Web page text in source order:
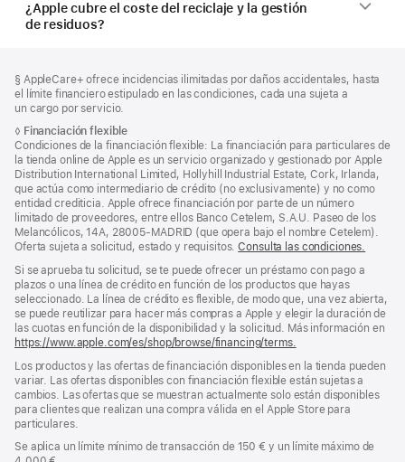
¿Apple cubre el coste del reciclaje y la gestión
de residuos?
a
pie
de
página
al
pie
Nota
a
pie
página
§ AppleCare+ ofrece incidencias ilimitadas por daños accidentales, hasta
el límite financiero estipulado en las condiciones, cada una sujeta a
un cargo por servicio.
Nota
a
pie
de
página
◊ Financiación flexible
Condiciones de la financiación flexible: La financiación para particulares de
la tienda online de Apple es un servicio organizado y gestionado por Apple
Distribution International Limited, Hollyhill Industrial Estate, Cork, Irlanda,
que actúa como intermediario de crédito (no exclusivamente) y no como
entidad crediticia. Apple ofrece financiación por parte de un número
limitado de proveedores, entre ellos Banco Cetelem, S.A.U. Paseo de los
Melancólicos, 14A, 28005-MADRID (que opera bajo el nombre Cetelem).
Oferta sujeta a solicitud, estado y requisitos.Consulta las condiciones.
Si se aprueba tu solicitud, se te puede ofrecer un préstamo con pago a
plazos o una línea de crédito en función de los productos que hayas
seleccionado. La línea de crédito es flexible, de modo que, una vez abierta,
se puede reutilizar para hacer más compras a Apple y elegir la duración de
las cuotas en función de la disponibilidad y la solicitud. Más información en
https://www.apple.com/es/shop/browse/financing/terms.
Los productos y las ofertas de financiación disponibles en la tienda pueden
variar. Las ofertas disponibles con financiación flexible están sujetas a
cambios. Las ofertas que se muestran actualmente solo están disponibles
para clientes que realizan una compra válida en el Apple Store para
particulares.
Se aplica un límite mínimo de transacción de 150 € y un límite máximo de